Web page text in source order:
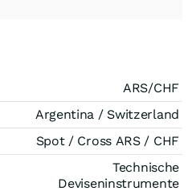
ARS/CHF
Argentina / Switzerland
Spot / Cross ARS / CHF
Technische
Deviseninstrumente